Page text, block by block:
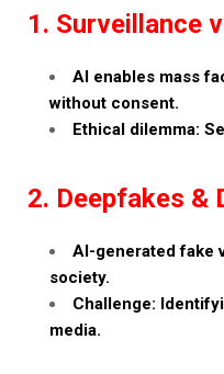
1. Surveillance
AI enables mass
without consent.
Ethical dilemma:
2. Deepfakes &
AI-generated fake
society.
Challenge:
media.